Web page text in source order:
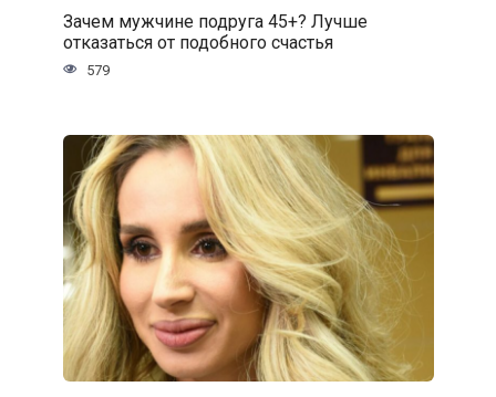
Зачем мужчине подруга 45+? Лучше
отказаться от подобного счастья
579